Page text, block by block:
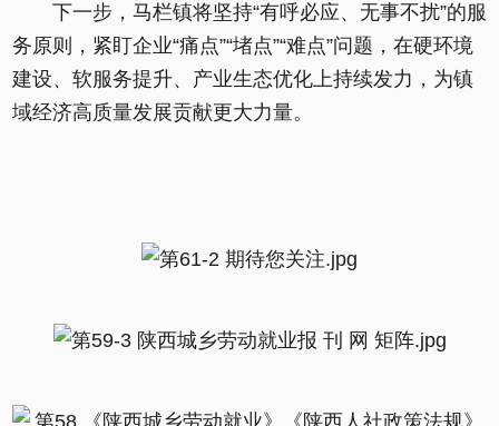
下一步，马栏镇将坚持“有呼必应、无事不扰”的服
务原则，紧盯企业“痛点”“堵点”“难点”问题，在硬环境
建设、软服务提升、产业生态优化上持续发力，为镇
域经济高质量发展贡献更大力量。